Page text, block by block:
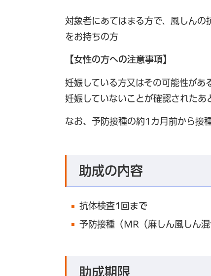
対象者にあてはまる方で、風しんの
をお持ちの方
【女性の方への注意事項】
妊娠している方又はその可能性があ
妊娠していないことが確認されたあ
なお、予防接種の約1カ月前から接
助成の内容
抗体検査1回まで
予防接種（MR（麻しん風しん
助成期限